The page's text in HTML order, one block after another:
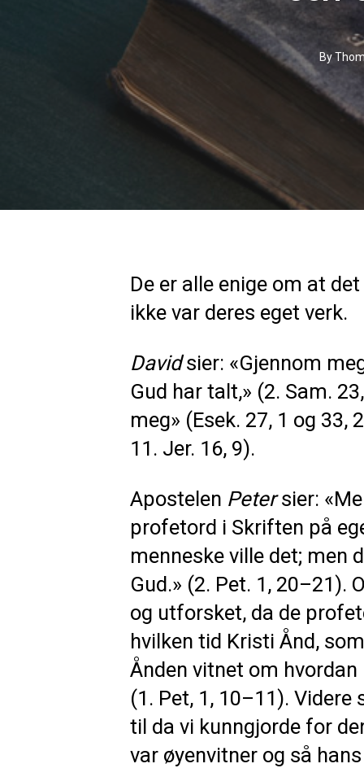
By
De er alle enige om at
ikke var deres eget verk.
Davidsier: «Gjennom
Gud har talt,» (2. Sam.
meg» (Esek. 27, 1 og
11. Jer. 16, 9).
Apostelen Petersier:
profetord i Skriften på
menneske ville det; men
Gud.» (2. Pet. 1, 20–21).
og utforsket, da de
hvilken tid Kristi Ånd,
Ånden vitnet om
(1. Pet, 1, 10–11).
til da vi kunngjorde for
var øyenvitner og så